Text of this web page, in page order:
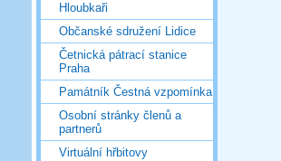
Hloubkaři
Občanské sdružení Lidice
Četnická pátrací stanice
Praha
Památník Čestná vzpomínka
Osobní stránky členů a
partnerů
Virtuální hřbitovy